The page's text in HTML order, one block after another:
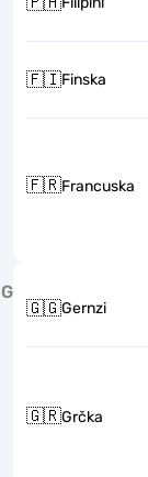
🇫🇮Finska
🇫🇷Francuska
G
🇬🇬Gernzi
🇬🇷Grčka